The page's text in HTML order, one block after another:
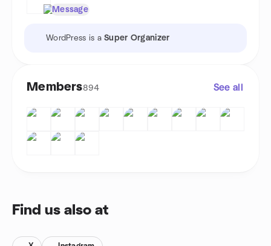
Message
WordPress is aSuper Organizer
Members894 See all
Find us also at